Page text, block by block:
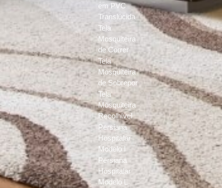
em PVC
Translúcida
Tela
Mosquiteira
de Correr
Tela
Mosquiteira
de Sobrepor
Tela
Mosquiteira
Recolhível
Persiana
Hospitalar
Modelo I
Persiana
Hospitalar
Modelo L